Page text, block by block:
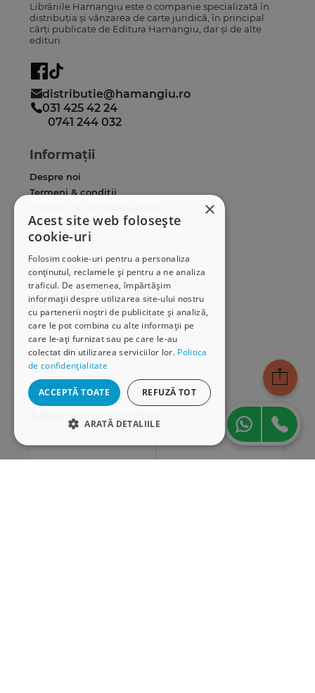
×
Acest site web folosește
cookie-uri
Folosim cookie-uri pentru a personaliza
conținutul, reclamele și pentru a ne analiza
traficul. De asemenea, împărtășim
informații despre utilizarea site-ului nostru
cu partenerii noștri de publicitate și analiză,
care le pot combina cu alte informații pe
care le-ați furnizat sau pe care le-au
colectat din utilizarea serviciilor lor. Politica
de confidențialitate
ACCEPTĂ TOATE REFUZĂ TOT
ARATĂ DETALIILE
Librăriile Hamangiu este o companie specializată în
distribuția și vânzarea de carte juridică, în principal
cărți publicate de Editura Hamangiu, dar și de alte
edituri.
distributie@hamangiu.ro
031 425 42 24
0741 244 032
Informații
Despre noi
Termeni & condiții
Politica de cookies
ANPC
Serviciu clienți
Comunitatea Hamangiu
Cum comand online
Modalități de plată
Livrarea produselor
SEAP/SICAP
Hartă site
Cariere
Abonare newsletter